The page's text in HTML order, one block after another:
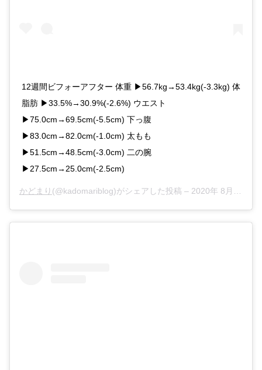
12週間ビフォーアフター 体重 ▶︎56.7kg→53.4kg(-3.3kg) 体
脂肪 ▶︎33.5%→30.9%(-2.6%) ウエスト
▶︎75.0cm→69.5cm(-5.5cm) 下っ腹
▶︎83.0cm→82.0cm(-1.0cm) 太もも
▶︎51.5cm→48.5cm(-3.0cm) 二の腕
▶︎27.5cm→25.0cm(-2.5cm)
かどまり (@kadomariblog)がシェアした投稿 – 2020年 8月月24日午前7時06分PDT